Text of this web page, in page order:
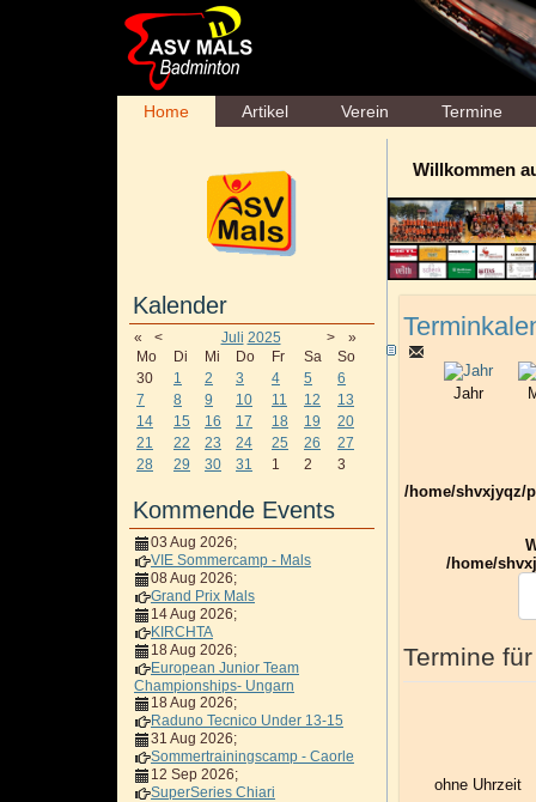
Home Artikel Verein Termine
Kalender
« < Juli 2025 >
»
Mo
Di Mi Do Fr Sa
So
30
1 2 3 4 5
6
7
8 9 10 11 12
13
14
15 16 17 18 19
20
21
22 23 24 25 26
27
28
29 30 31 1 2 3
Kommende Events
03 Aug 2026;
VIE Sommercamp - Mals
08 Aug 2026;
Grand Prix Mals
14 Aug 2026;
KIRCHTA
18 Aug 2026;
European Junior Team
Championships- Ungarn
18 Aug 2026;
Raduno Tecnico Under 13-15
31 Aug 2026;
Sommertrainingscamp - Caorle
12 Sep 2026;
SuperSeries Chiari
Willkommen
Jahr
/home/shvxjyqz/
/home/
Termine für
ohne Uhrzeit